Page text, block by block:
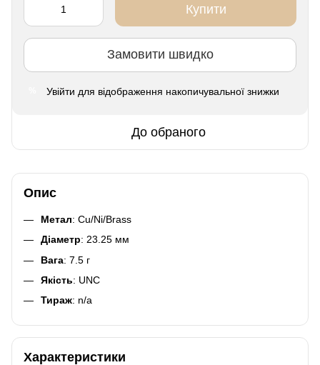
Купити
Замовити швидко
Увійти для відображення накопичувальної знижки
До обраного
Опис
Метал: Cu/Ni/Brass
Діаметр: 23.25 мм
Вага: 7.5 г
Якість: UNC
Тираж: n/a
Характеристики